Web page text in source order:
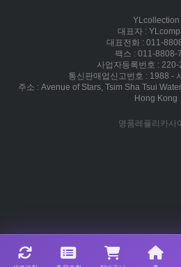
YLcollection
대표자 :
대표전화 : 011-
팩스 : 011-8808-
사업자등록번호 :
통신판매업신고번호 : 1988 -
주소 : Avenue of Stars, Tsim Sha Tsui
Hong Kong
명품레플리카사